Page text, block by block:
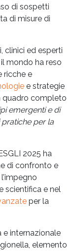
di sospetti
di misure di
clinici ed esperti
mondo ha reso
ricche e
e strategie
quadro completo
emergenti e di
per la
2025 ha
di confronto e
scientifica e nel
per la
e internazionale
elemento